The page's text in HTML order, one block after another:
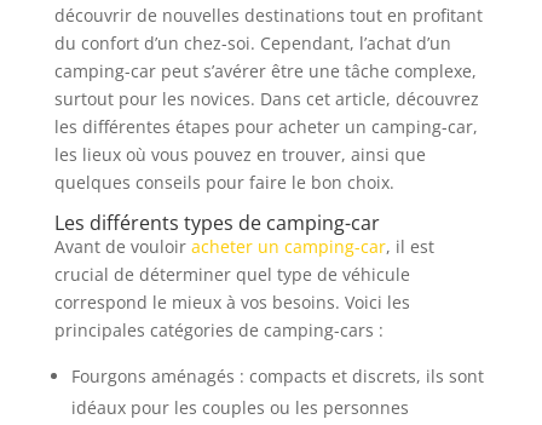
découvrir de nouvelles destinations tout en profitant
du confort d’un chez-soi. Cependant, l’achat d’un
camping-car peut s’avérer être une tâche complexe,
surtout pour les novices. Dans cet article, découvrez
les différentes étapes pour acheter un camping-car,
les lieux où vous pouvez en trouver, ainsi que
quelques conseils pour faire le bon choix.
Les différents types de camping-car
Avant de vouloir acheter un camping-car, il est
crucial de déterminer quel type de véhicule
correspond le mieux à vos besoins. Voici les
principales catégories de camping-cars :
Fourgons aménagés : compacts et discrets, ils sont
idéaux pour les couples ou les personnes